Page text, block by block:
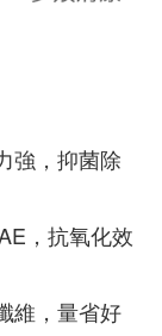
強，抑菌除
，抗氧化效
維，量省好